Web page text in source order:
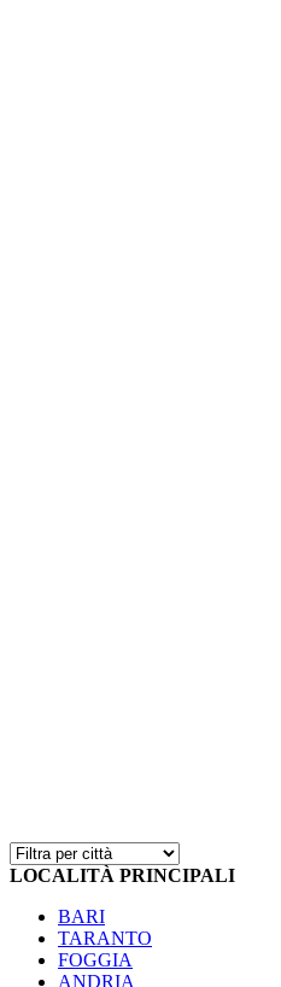
LOCALITÀ PRINCIPALI
BARI
TARANTO
FOGGIA
ANDRIA